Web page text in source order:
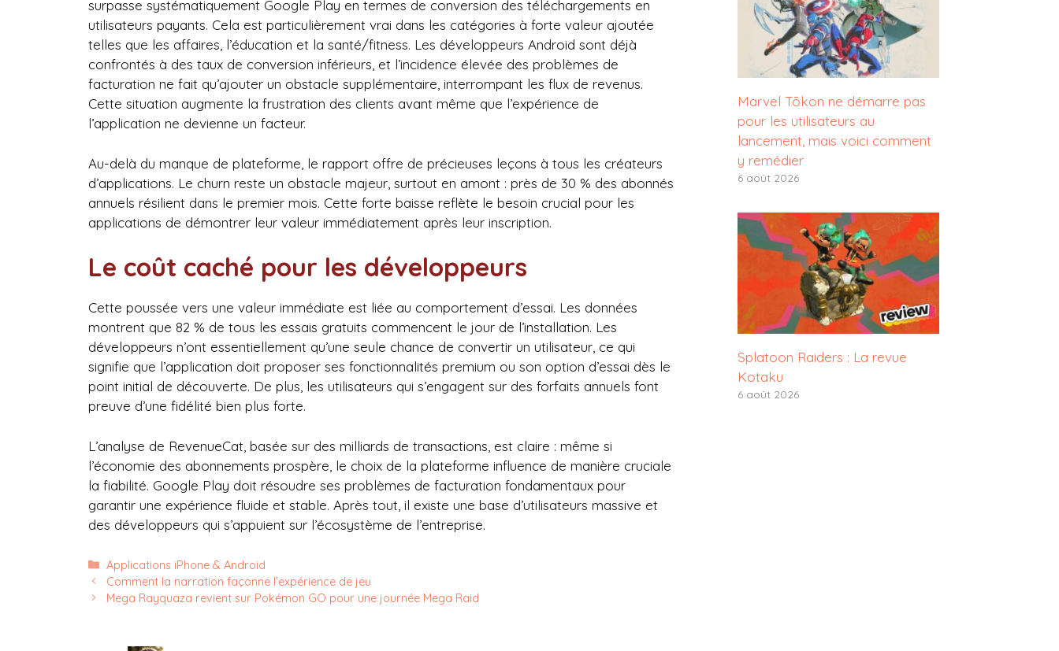
surpasse systématiquement Google Play en termes de conversion des téléchargements en
utilisateurs payants. Cela est particulièrement vrai dans les catégories à forte valeur ajoutée
telles que les affaires, l’éducation et la santé/fitness. Les développeurs Android sont déjà
confrontés à des taux de conversion inférieurs, et l’incidence élevée des problèmes de
facturation ne fait qu’ajouter un obstacle supplémentaire, interrompant les flux de revenus.
Cette situation augmente la frustration des clients avant même que l’expérience de
l’application ne devienne un facteur.
Au-delà du manque de plateforme, le rapport offre de précieuses leçons à tous les créateurs
d’applications. Le churn reste un obstacle majeur, surtout en amont : près de 30 % des abonnés
annuels résilient dans le premier mois. Cette forte baisse reflète le besoin crucial pour les
applications de démontrer leur valeur immédiatement après leur inscription.
Le coût caché pour les développeurs
Cette poussée vers une valeur immédiate est liée au comportement d’essai. Les données
montrent que 82 % de tous les essais gratuits commencent le jour de l’installation. Les
développeurs n’ont essentiellement qu’une seule chance de convertir un utilisateur, ce qui
signifie que l’application doit proposer ses fonctionnalités premium ou son option d’essai dès le
point initial de découverte. De plus, les utilisateurs qui s’engagent sur des forfaits annuels font
preuve d’une fidélité bien plus forte.
L’analyse de RevenueCat, basée sur des milliards de transactions, est claire : même si
l’économie des abonnements prospère, le choix de la plateforme influence de manière cruciale
la fiabilité. Google Play doit résoudre ses problèmes de facturation fondamentaux pour
garantir une expérience fluide et stable. Après tout, il existe une base d’utilisateurs massive et
des développeurs qui s’appuient sur l’écosystème de l’entreprise.
Catégories
Applications iPhone & Android
Comment la narration façonne l’expérience de jeu
Mega Rayquaza revient sur Pokémon GO pour une journée Mega Raid
Marvel Tōkon ne démarre pas
pour les utilisateurs au
lancement, mais voici comment
y remédier
6 août 2026
Splatoon Raiders : La revue
Kotaku
6 août 2026